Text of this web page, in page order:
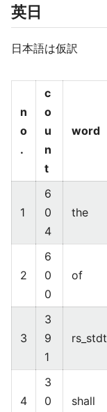
英日
日本語は仮訳
n
o
.
c
o
u
n
t
word
1
6
0
4
the
2
6
0
0
of
3
3
9
1
rs_stdt_
4
3
0
shall